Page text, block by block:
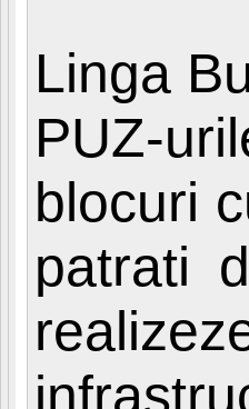
Linga
PUZ-
blocuri
patrati